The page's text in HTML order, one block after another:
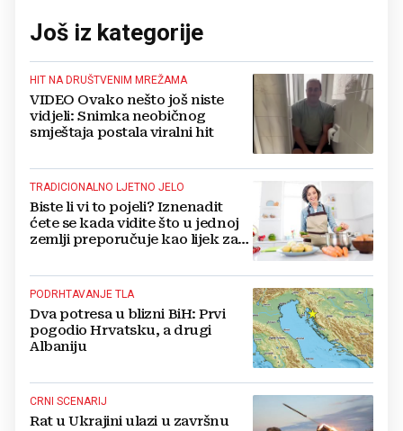
Još iz kategorije
HIT NA DRUŠTVENIM MREŽAMA
VIDEO Ovako nešto još niste
vidjeli: Snimka neobičnog
smještaja postala viralni hit
TRADICIONALNO LJETNO JELO
Biste li vi to pojeli? Iznenadit
ćete se kada vidite što u jednoj
zemlji preporučuje kao lijek za
PODRHTAVANJE TLA
Dva potresa u blizni BiH: Prvi
pogodio Hrvatsku, a drugi
Albaniju
CRNI SCENARIJ
Rat u Ukrajini ulazi u završnu